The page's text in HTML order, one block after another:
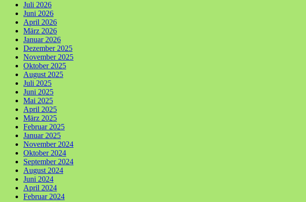
Juli 2026
Juni 2026
April 2026
März 2026
Januar 2026
Dezember 2025
November 2025
Oktober 2025
August 2025
Juli 2025
Juni 2025
Mai 2025
April 2025
März 2025
Februar 2025
Januar 2025
November 2024
Oktober 2024
September 2024
August 2024
Juni 2024
April 2024
Februar 2024